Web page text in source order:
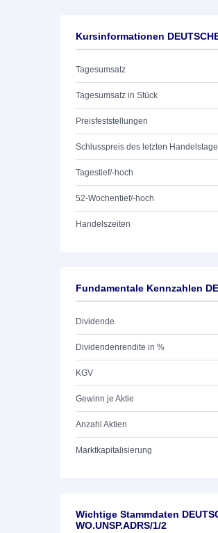
Kursinformationen
Tagesumsatz
Tagesumsatz in Stück
Preisfeststellungen
Schlusspreis des letzten
Tagestief/-hoch
52-Wochentief/-hoch
Handelszeiten
Fundamentale Kennzahlen
Dividende
Dividendenrendite in %
KGV
Gewinn je Aktie
Anzahl Aktien
Marktkapitalisierung
Wichtige Stammdaten
WO.UNSP.ADRS/1/2